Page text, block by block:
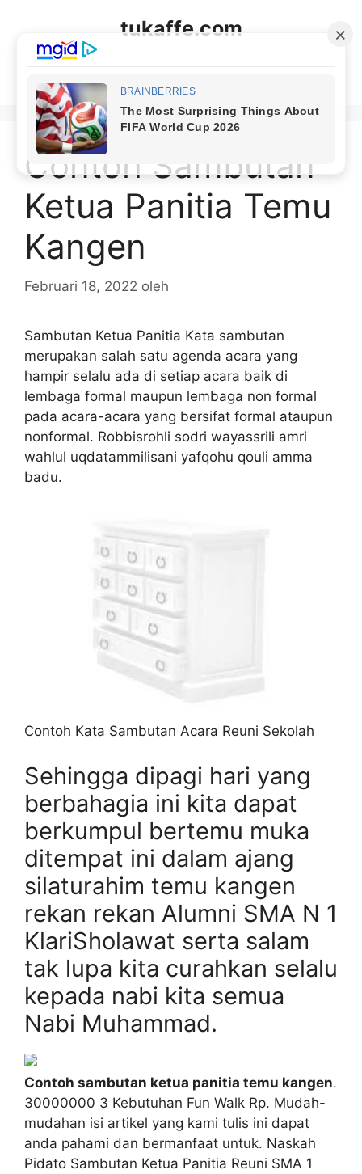
tukaffe.com
Contoh Sambutan
Ketua Panitia Temu
Kangen
Februari 18, 2022 oleh
Sambutan Ketua Panitia Kata sambutan
merupakan salah satu agenda acara yang
hampir selalu ada di setiap acara baik di
lembaga formal maupun lembaga non formal
pada acara-acara yang bersifat formal ataupun
nonformal. Robbisrohli sodri wayassrili amri
wahlul uqdatammilisani yafqohu qouli amma
badu.
Contoh Kata Sambutan Acara Reuni Sekolah
Sehingga dipagi hari yang
berbahagia ini kita dapat
berkumpul bertemu muka
ditempat ini dalam ajang
silaturahim temu kangen
rekan rekan Alumni SMA N 1
KlariSholawat serta salam
tak lupa kita curahkan selalu
kepada nabi kita semua
Nabi Muhammad.
Contoh sambutan ketua panitia temu kangen.
30000000 3 Kebutuhan Fun Walk Rp. Mudah-
mudahan isi artikel yang kami tulis ini dapat
anda pahami dan bermanfaat untuk. Naskah
Pidato Sambutan Ketua Panitia Reuni SMA 1